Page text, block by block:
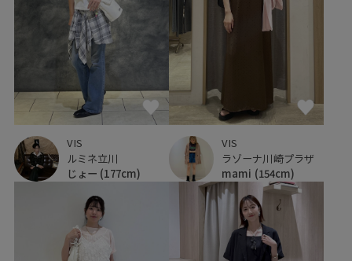
VIS
ルミネ立川
じょー (177cm)
VIS
ラゾーナ川崎プラザ
mami (154cm)